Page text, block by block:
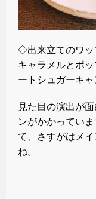
◇出来立てのワッ
キャラメルとポ
ートシュガーキャ
見た目の演出が
ンがかかってい
て、さすがはメ
ね。